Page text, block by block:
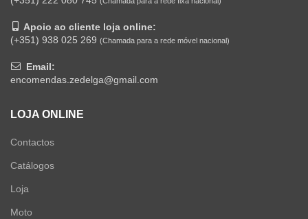
Apoio ao cliente loja online:
(+351) 938 025 269 (Chamada para a rede móvel nacional)
Email:
encomendas.zedelga@gmail.com
LOJA ONLINE
Contactos
Catálogos
Loja
Moto